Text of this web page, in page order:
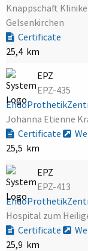
Knappschaft
Gelsenkirchen
Certificate
25,4 km
EPZ
EPZ-435
Johanna Etienne
Certificate
25,5 km
EPZ
EPZ-413
Hospital zum
Certificate
25,9 km